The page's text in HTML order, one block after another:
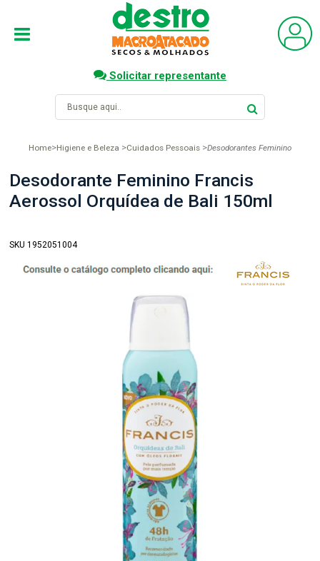
Solicitar representante
Home Higiene e Beleza Cuidados Pessoais Desodorantes Feminino
Desodorante Feminino Francis
Aerossol Orquídea de Bali 150ml
SKU 1952051004